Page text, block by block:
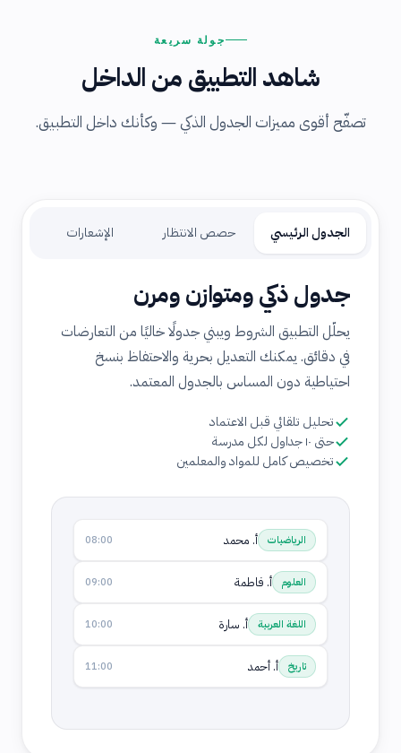
جولة سريعة
شاهد التطبيق من الداخل
تصفّح أقوى مميزات الجدول الذكي — وكأنك داخل التطبيق.
الجدول الرئيسي حصص الانتظار الإشعارات
جدول ذكي ومتوازن ومرن
يحلّل التطبيق الشروط ويبني جدولًا خاليًا من التعارضات
في دقائق. يمكنك التعديل بحرية والاحتفاظ بنسخ
احتياطية دون المساس بالجدول المعتمد.
تحليل تلقائي قبل الاعتماد
حتى ١٠ جداول لكل مدرسة
تخصيص كامل للمواد والمعلمين
الرياضيات أ. محمد 08:00
العلوم أ. فاطمة 09:00
اللغة العربية أ. سارة 10:00
تاريخ أ. أحمد 11:00